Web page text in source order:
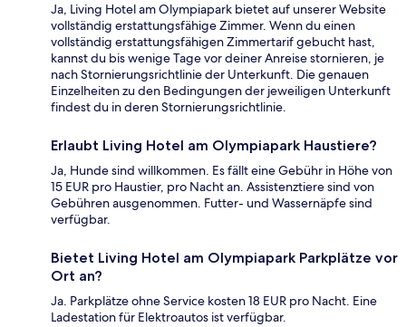
Ja, Living Hotel am Olympiapark bietet auf unserer Website
vollständig erstattungsfähige Zimmer. Wenn du einen
vollständig erstattungsfähigen Zimmertarif gebucht hast,
kannst du bis wenige Tage vor deiner Anreise stornieren, je
nach Stornierungsrichtlinie der Unterkunft. Die genauen
Einzelheiten zu den Bedingungen der jeweiligen Unterkunft
findest du in deren Stornierungsrichtlinie.
Erlaubt Living Hotel am Olympiapark Haustiere?
Ja, Hunde sind willkommen. Es fällt eine Gebühr in Höhe von
15 EUR pro Haustier, pro Nacht an. Assistenztiere sind von
Gebühren ausgenommen. Futter- und Wassernäpfe sind
verfügbar.
Bietet Living Hotel am Olympiapark Parkplätze vor
Ort an?
Ja. Parkplätze ohne Service kosten 18 EUR pro Nacht. Eine
Ladestation für Elektroautos ist verfügbar.